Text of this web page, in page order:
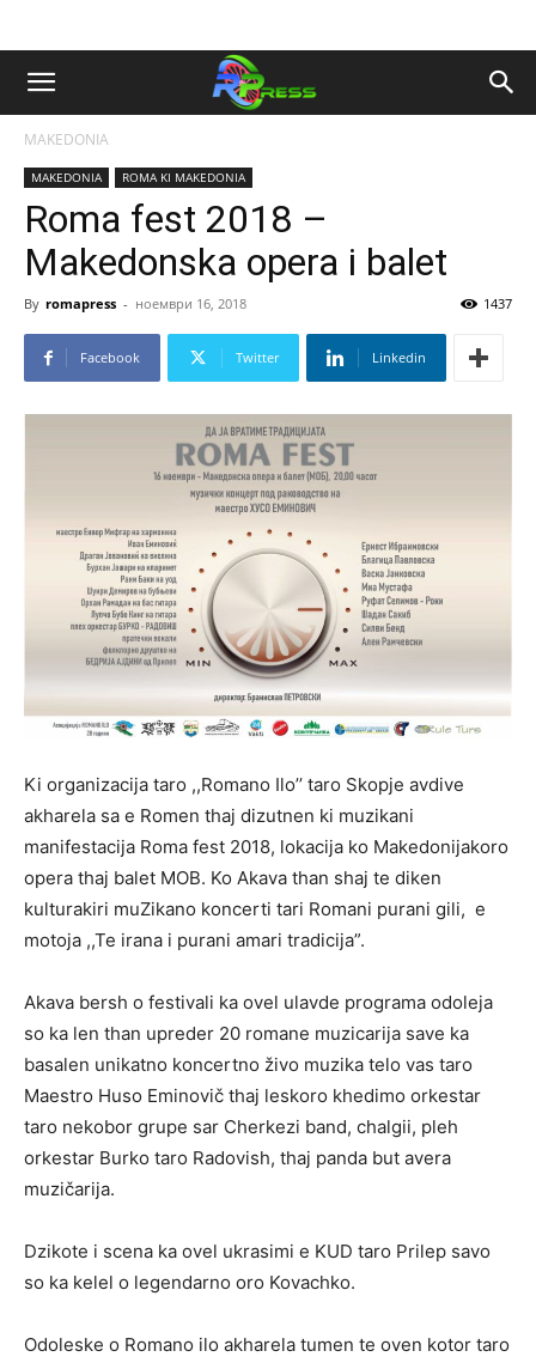
MAKEDONIA
MAKEDONIA ROMA KI MAKEDONIA
Roma fest 2018 –
Makedonska opera i balet
By romapress - ноември 16, 2018 1437
Facebook Twitter Linkedin
Ki organizacija taro ,,Romano Ilo’’ taro Skopje avdive
akharela sa e Romen thaj dizutnen ki muzikani
manifestacija Roma fest 2018, lokacija ko Makedonijakoro
opera thaj balet MOB. Ko Akava than shaj te diken
kulturakiri muZikano koncerti tari Romani purani gili, e
motoja ,,Te irana i purani amari tradicija”.
Akava bersh o festivali ka ovel ulavde programa odoleja
so ka len than upreder 20 romane muzicarija save ka
basalen unikatno koncertno živo muzika telo vas taro
Maestro Huso Eminovič thaj leskoro khedimo orkestar
taro nekobor grupe sar Cherkezi band, chalgii, pleh
orkestar Burko taro Radovish, thaj panda but avera
muzičarija.
Dzikote i scena ka ovel ukrasimi e KUD taro Prilep savo
so ka kelel o legendarno oro Kovachko.
Odoleske o Romano ilo akharela tumen te oven kotor taro